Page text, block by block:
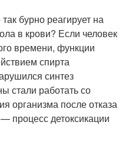
бурно реагирует на
в крови? Если человек
времени, функции
спирта
синтез
стали работать со
организма после отказа
процесс детоксикации